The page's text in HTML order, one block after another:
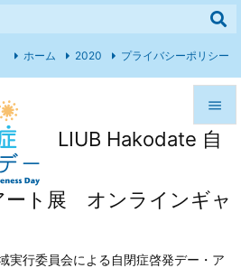
LIUB Hakodate 自
ート展 オンラインギャ
実行委員会による自閉症啓発デー・ア



前へ
次へ
ホーム 2020 プライバシーポリシー